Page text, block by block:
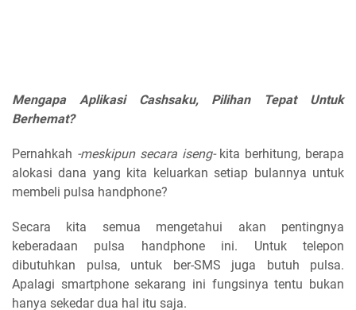
Mengapa Aplikasi Cashsaku, Pilihan Tepat Untuk
Berhemat?
Pernahkah -meskipun secara iseng-kita berhitung, berapa
alokasi dana yang kita keluarkan setiap bulannya untuk
membeli pulsa handphone?
Secara kita semua mengetahui akan pentingnya
keberadaan pulsa handphone ini. Untuk telepon
dibutuhkan pulsa, untuk ber-SMS juga butuh pulsa.
Apalagi smartphone sekarang ini fungsinya tentu bukan
hanya sekedar dua hal itu saja.